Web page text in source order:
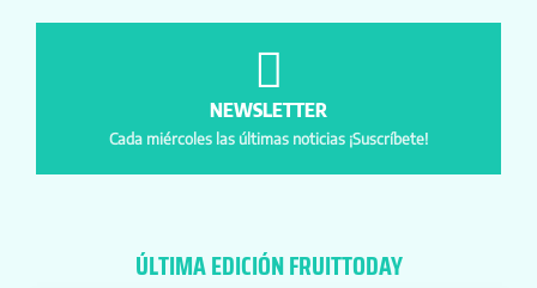
NEWSLETTER
Cada miércoles las últimas noticias ¡Suscríbete!
ÚLTIMA EDICIÓN FRUITTODAY